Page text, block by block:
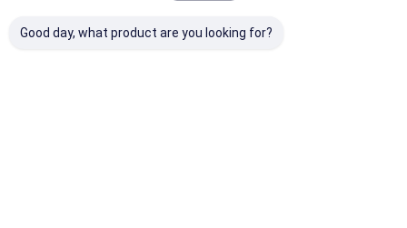
Good day, what product are you looking for?